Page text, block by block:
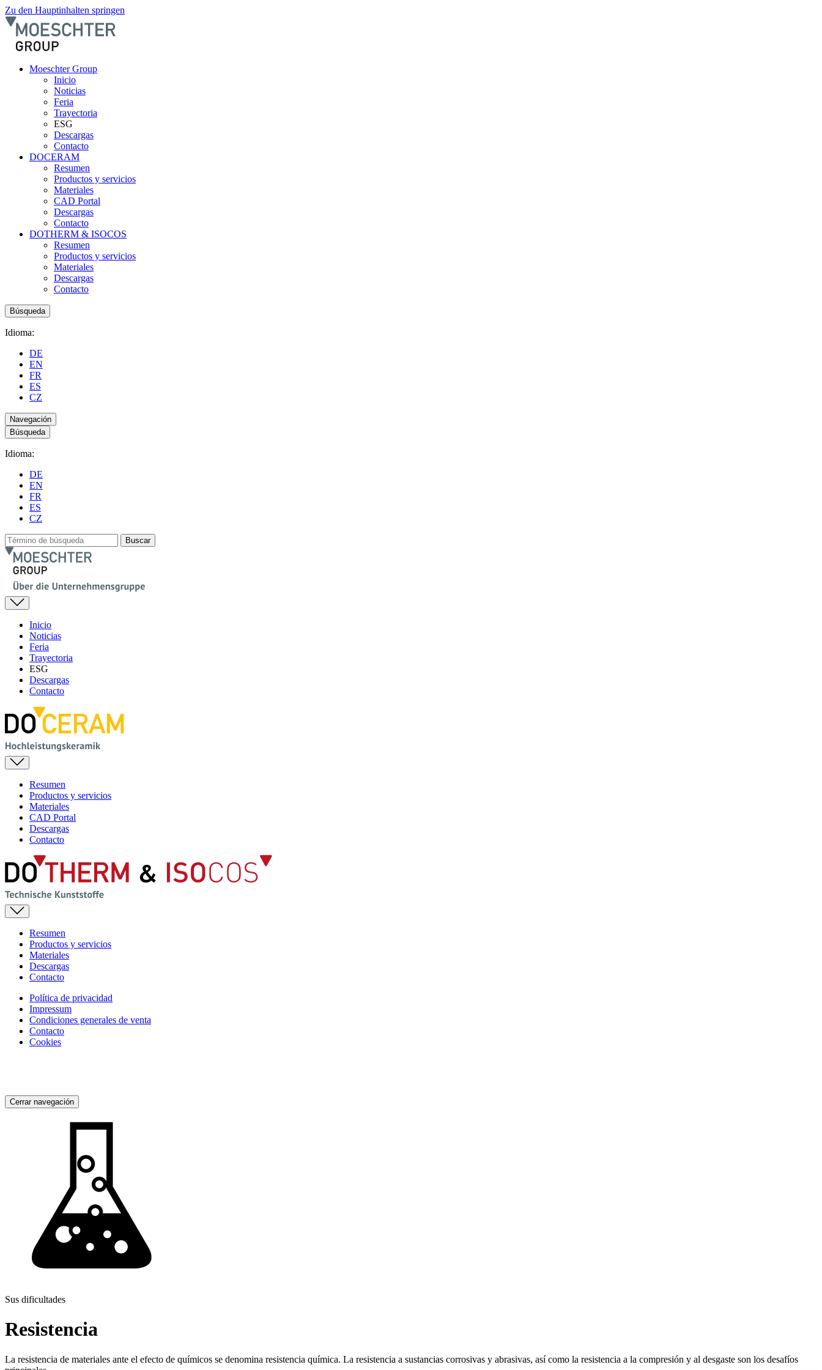
Zu den Hauptinhalten springen
Moeschter Group
Inicio
Noticias
Feria
Trayectoria
ESG
Descargas
Contacto
DOCERAM
Resumen
Productos y servicios
Materiales
CAD Portal
Descargas
Contacto
DOTHERM & ISOCOS
Resumen
Productos y servicios
Materiales
Descargas
Contacto
Búsqueda
Idioma:
DE
EN
FR
ES
CZ
Navegación
Búsqueda
Idioma:
DE
EN
FR
ES
CZ
Inicio
Noticias
Feria
Trayectoria
ESG
Descargas
Contacto
Resumen
Productos y servicios
Materiales
CAD Portal
Descargas
Contacto
Resumen
Productos y servicios
Materiales
Descargas
Contacto
Política de privacidad
Impressum
Condiciones generales de venta
Contacto
Cookies
Cerrar navegación
Sus dificultades
Resistencia
La resistencia de materiales ante el efecto de químicos se denomina resistencia química. La resistencia a sustancias corrosivas y abrasivas, así como la resistencia a la compresión y al desgaste son los desafíos